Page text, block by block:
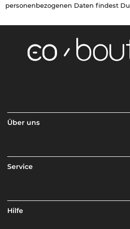
personenbezogenen Daten findest Du
Über uns
Service
Hilfe